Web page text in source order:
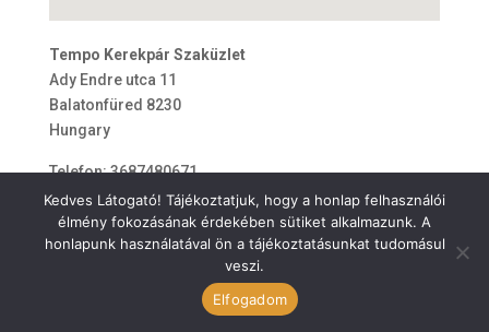
Tempo Kerekpár Szaküzlet
Ady Endre utca 11
Balatonfüred 8230
Hungary
Telefon:3687480671
E-mail: kerekpar.tempo@gmail.com
ÁSZF
Kedves Látogató! Tájékoztatjuk, hogy a honlap felhasználói
élmény fokozásának érdekében sütiket alkalmazunk. A
honlapunk használatával ön a tájékoztatásunkat tudomásul
veszi.
Elfogadom